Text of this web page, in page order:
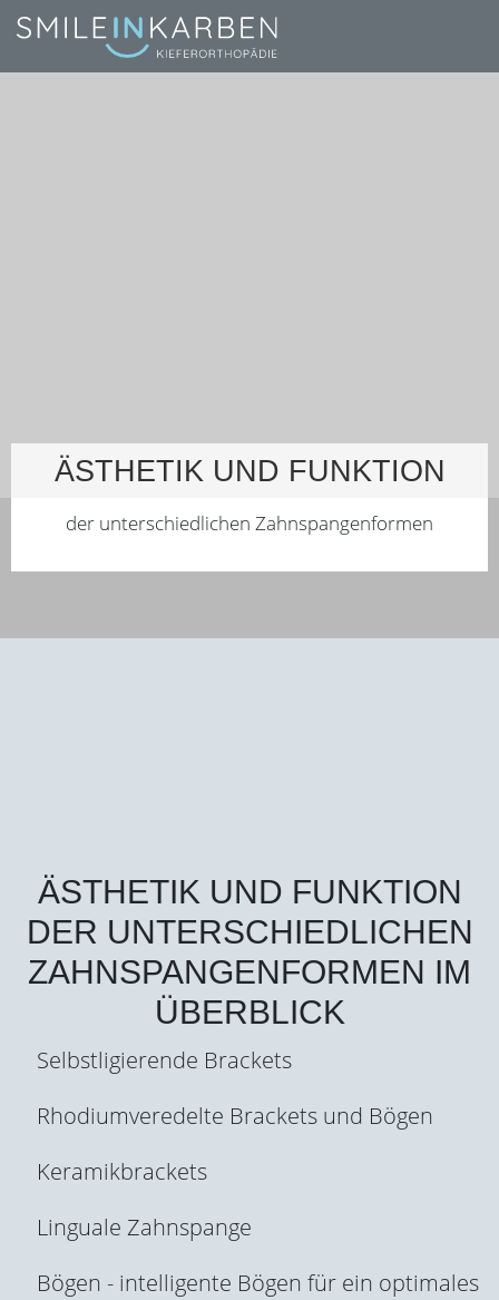
ÄSTHETIK UND FUNKTION
der unterschiedlichen Zahnspangenformen
ÄSTHETIK UND FUNKTION
DER UNTERSCHIEDLICHEN
ZAHNSPANGENFORMEN IM
ÜBERBLICK
Selbstligierende Brackets
Rhodiumveredelte Brackets und Bögen
Keramikbrackets
Linguale Zahnspange
Bögen - intelligente Bögen für ein optimales